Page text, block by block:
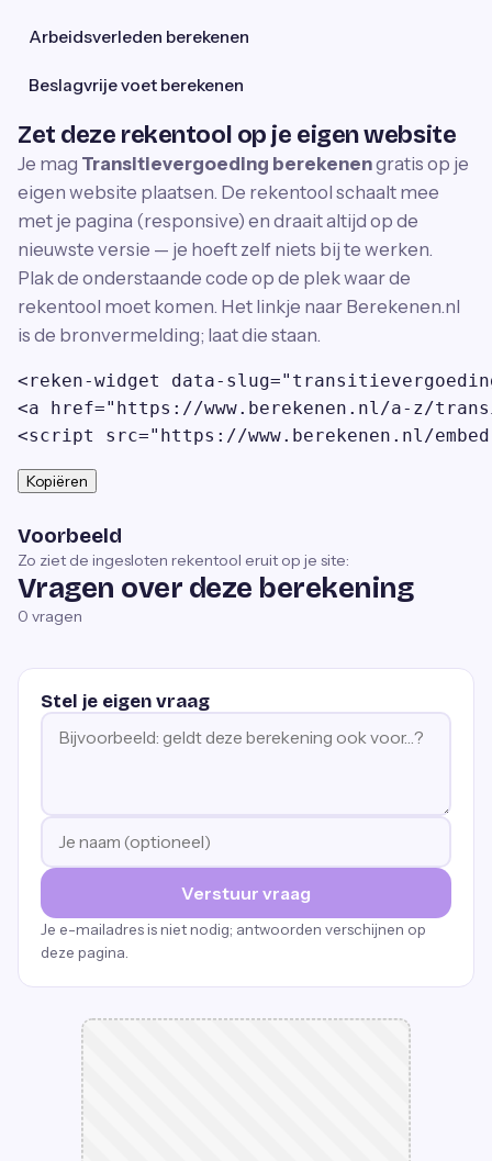
Arbeidsverleden berekenen
Beslagvrije voet berekenen
Zet deze rekentool op je eigen website
Je mag Transitievergoeding berekenengratis op je
eigen website plaatsen. De rekentool schaalt mee
met je pagina (responsive) en draait altijd op de
nieuwste versie — je hoeft zelf niets bij te werken.
Plak de onderstaande code op de plek waar de
rekentool moet komen. Het linkje naar Berekenen.nl
is de bronvermelding; laat die staan.
<reken-widget data-
<a href="https://www.berekenen.nl/a-z/
<script src="https://www.berekenen.nl/
Kopiëren
Voorbeeld
Zo ziet de ingesloten rekentool eruit op je site:
Vragen over deze berekening
0 vragen
Stel je eigen vraag
Verstuur vraag
Je e-mailadres is niet nodig; antwoorden verschijnen op
deze pagina.